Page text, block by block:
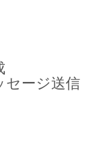
ージ送信